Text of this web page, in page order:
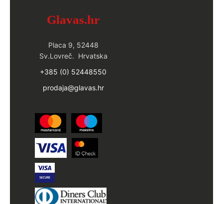
Glavas.hr
Placa 9, 52448
Sv.Lovreč. Hrvatska
+385 (0) 52448550
prodaja@glavas.hr